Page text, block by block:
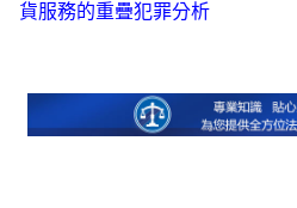
貨服務的重疊犯罪分析